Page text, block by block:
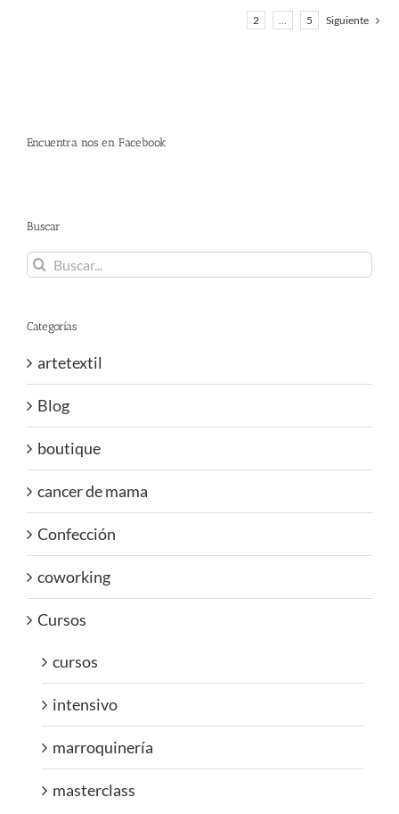
2 … 5 Siguiente
Encuentra nos en Facebook
Buscar
Buscar:
Categorías
artetextil
Blog
boutique
cancer de mama
Confección
coworking
Cursos
cursos
intensivo
marroquinería
masterclass